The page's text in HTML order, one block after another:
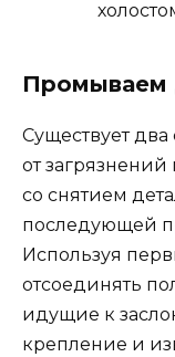
Промываем
Существует
от загрязнений
со снятием
последующей
Используя
отсоединять
идущие к
крепление и